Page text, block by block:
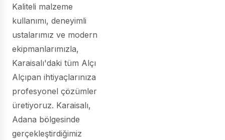
Kaliteli malzeme
kullanımı, deneyimli
ustalarımız ve modern
ekipmanlarımızla,
Karaisalı'daki tüm Alçı
Alçıpan ihtiyaçlarınıza
profesyonel çözümler
üretiyoruz. Karaisalı,
Adana bölgesinde
gerçekleştirdiğimiz